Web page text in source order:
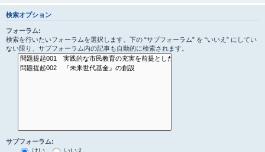
検索オプション
フォーラム:
検索を行いたいフォーラムを選択します。下の “サブフォーラム” を “いいえ” にしてい
ない限り、サブフォーラム内の記事も自動的に検索されます。
サブフォーラム:
はい
いいえ